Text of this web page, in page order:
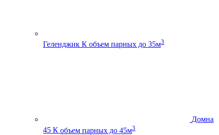
Геленджик К объем парных до 35м3
Домна
45 К объем парных до 45м3